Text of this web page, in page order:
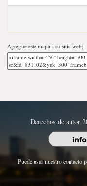
Agregue este mapa a su sitio web;
Derechos de autor
Puede usar nuestro contacto